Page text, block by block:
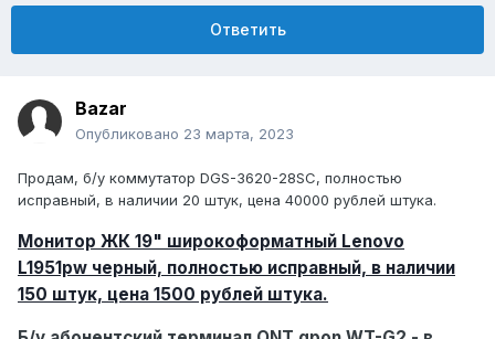
Ответить
Bazar
Опубликовано 23 марта, 2023
Продам, б/у коммутатор DGS-3620-28SC, полностью
исправный, в наличии 20 штук, цена 40000 рублей штука.
Монитор ЖК 19" широкоформатный Lenovo
L1951pw черный, полностью исправный, в наличии
150 штук, цена 1500 рублей штука.